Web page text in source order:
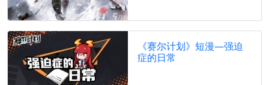
《赛尔计划》短漫—强迫
症的日常